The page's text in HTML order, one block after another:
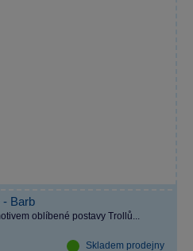
- Barb
oblíbené postavy Trollů...
Skladem prodejny